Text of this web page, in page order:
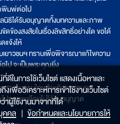
พิมพ์ต่อไป
นิธิได้รับอนุญาตทั้งบทความและภาพ
ดข้องสงสัยในเรื่องลิขสิทธิ์อย่างใด ขอได้
แจ้งให้
ยาวชนฯ ทราบเพื่อพิจารณาแก้ไขความ
ไป จะเป็นพระคุณยิ่ง
สารานุกรมไทยสำหรับเยาวชนฯ
ปเผยแพร่โดยไม่ได้รับอนุญาต
ในการใช้เว็บไซต์ แสดงเนื้อหาและ
พื่อวิเคราะห์การเข้าใช้งานเว็บไซต์
าผู้ใช้งานมาจากที่ใด๋
คคล | ข้อกำหนดและนโยบายการให้